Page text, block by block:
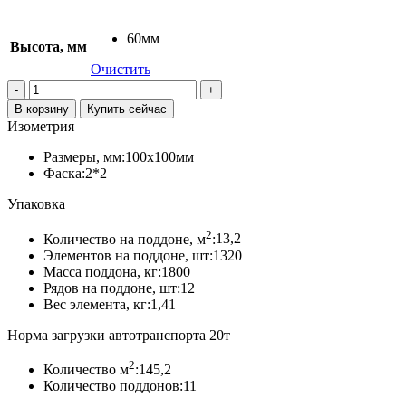
Высота, мм
60мм
Очистить
Количество
товара
Тротуарная
плитка
«Квадрат
малый»,
В корзину Купить сейчас
Изометрия
Размеры, мм:100х100мм
Фаска:2*2
Упаковка
Количество на поддоне, м2:13,2
Элементов на поддоне, шт:1320
Масса поддона, кг:1800
Рядов на поддоне, шт:12
Вес элемента, кг:1,41
Норма загрузки автотранспорта 20т
Количество м2:145,2
Количество поддонов:11